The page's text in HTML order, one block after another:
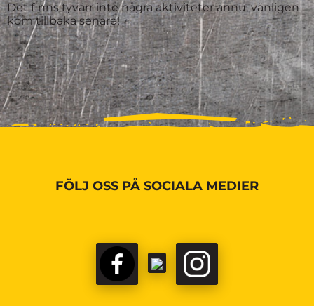
Det finns tyvärr inte några aktiviteter ännu, vänligen
kom tillbaka senare!
FÖLJ OSS PÅ SOCIALA MEDIER